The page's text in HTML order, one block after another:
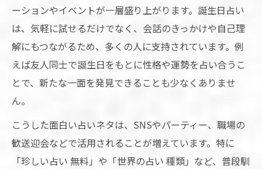
ーションやイベントが一層盛り上がります。誕生日占い
は、気軽に試せるだけでなく、会話のきっかけや自己理
解にもつながるため、多くの人に支持されています。例
えば友人同士で誕生日をもとに性格や運勢を占い合うこ
とで、新たな一面を発見できることも少なくありませ
ん。
こうした面白い占いネタは、SNSやパーティー、職場の
歓送迎会などで活用されることが増えています。特に
「珍しい占い 無料」や「世界の占い 種類」など、普段馴